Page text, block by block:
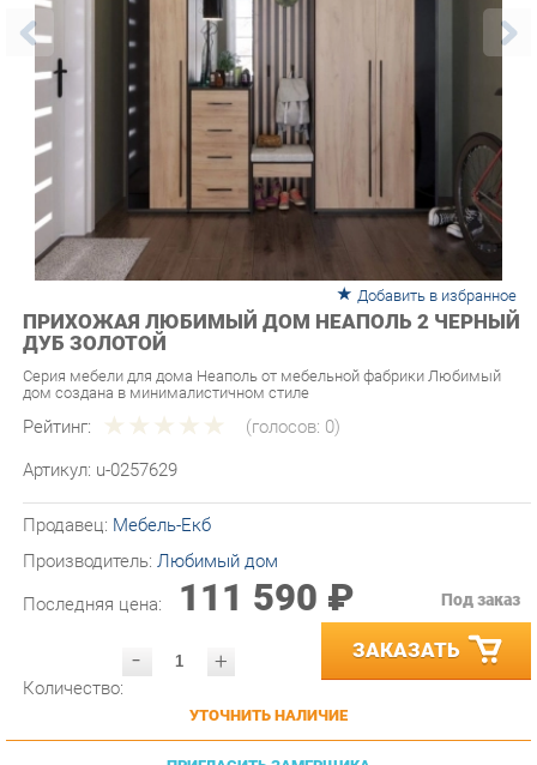
Добавить в избранное
ПРИХОЖАЯ ЛЮБИМЫЙ ДОМ НЕАПОЛЬ 2 ЧЕРНЫЙ
ДУБ ЗОЛОТОЙ
Серия мебели для дома Неаполь от мебельной фабрики Любимый
дом создана в минималистичном стиле
Рейтинг: (голосов:
Артикул: u-0257629
Продавец:
Производитель:Любимый дом
Последняя цена: 111 590 ₽
- + ЗАКАЗАТЬ
УТОЧНИТЬ НАЛИЧИЕ
ПРИГЛАСИТЬ ЗАМЕРЩИКА